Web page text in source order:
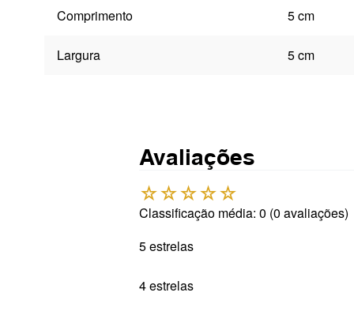
Comprimento 5 cm
Largura 5 cm
Avaliações
☆☆☆☆☆
Classificação média: 0 (0 avaliações)
5 estrelas
4 estrelas